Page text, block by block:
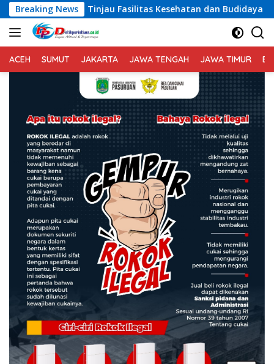
Langsung
ke
konten
Breaking News
Tinjau Fasilitas Kesehatan dan Budidaya Rumput Laut di
ACEH SUMUT JAKARTA JAWA TENGAH JAWA TIMUR